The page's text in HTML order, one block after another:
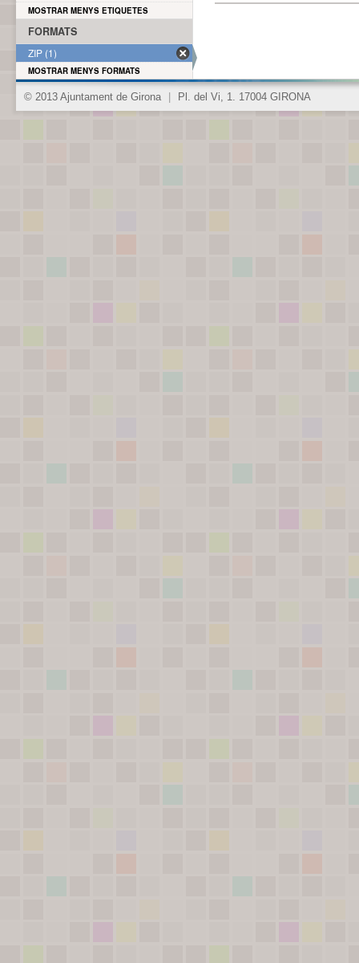
MOSTRAR MENYS ETIQUETES
FORMATS
ZIP (1)
MOSTRAR MENYS FORMATS
© 2013 Ajuntament de Girona Pl. del Vi, 1. 17004 GIRONA